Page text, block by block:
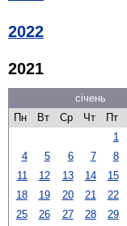
2022
2021
січень
Пн
Вт Ср Чт Пт
1
4
5 6 7 8
11
12 13 14 15
18
19 20 21 22
25
26 27 28 29